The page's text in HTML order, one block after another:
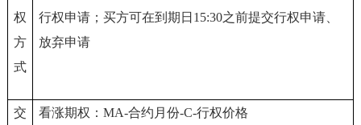
权
方
式
行权申请；买方可在到期日15:30之前提交行权申请、
放弃申请
交
看涨期权：MA-合约月份-C-行权价格